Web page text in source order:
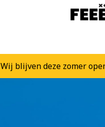
Wij blijven deze zomer